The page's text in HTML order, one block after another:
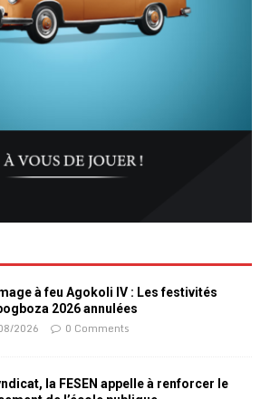
à feu Agokoli IV : Les festivités
2026 annulées
2026 0 Comments
la FESEN appelle à renforcer le